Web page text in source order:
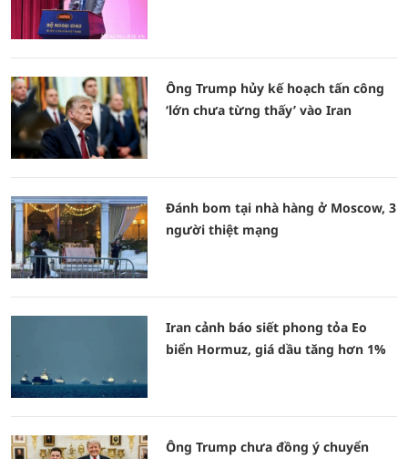
Ông Trump hủy kế hoạch tấn công
‘lớn chưa từng thấy’ vào Iran
Đánh bom tại nhà hàng ở Moscow, 3
người thiệt mạng
Iran cảnh báo siết phong tỏa Eo
biển Hormuz, giá dầu tăng hơn 1%
Ông Trump chưa đồng ý chuyển